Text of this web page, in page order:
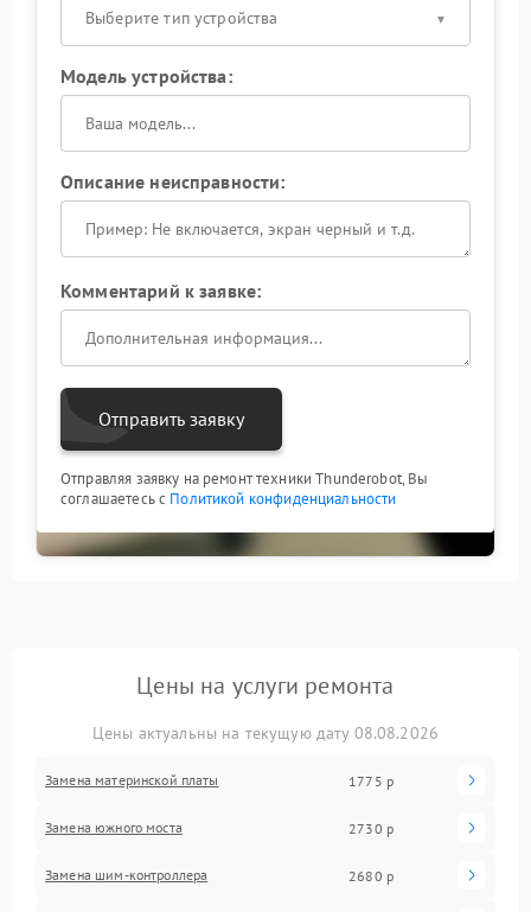
Выберите тип устройства
Модель устройства:
Описание неисправности:
Комментарий к заявке:
Отправить заявку
Отправляя заявку на ремонт техники Thunderobot, Вы
соглашаетесь с Политикой конфиденциальности
Цены на услуги ремонта
Цены актуальны на текущую дату 08.08.2026
Замена материнской платы 1775 р
Замена южного моста 2730 р
Замена шим-контроллера 2680 р